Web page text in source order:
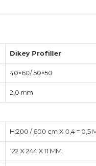
Dikey Profiller
40×60/ 50×50
2,0 mm
H:200 / 600 cm X 0,4 = 0,5
122 X 244 X 11 MM